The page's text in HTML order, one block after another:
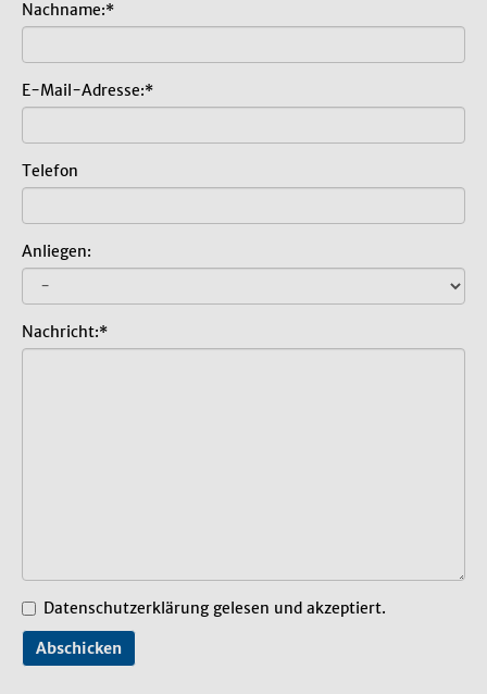
Nachname:*
E-Mail-Adresse:*
Telefon
Anliegen:
Nachricht:*
Datenschutzerklärunggelesen und akzeptiert.
Abschicken